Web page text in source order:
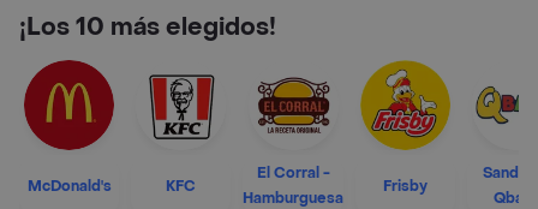
¡Los 10 más elegidos!
McDonald's KFC
El Corral -
Hamburguesa
Frisby